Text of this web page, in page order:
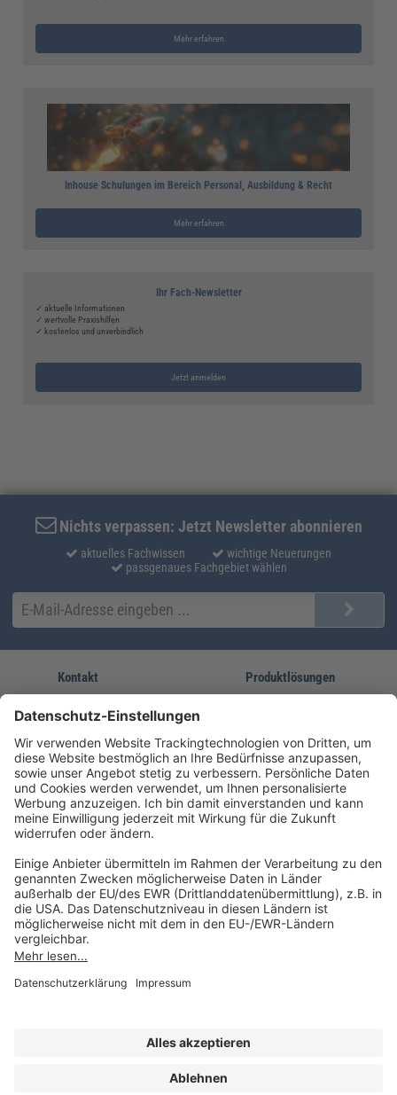
Mehr erfahren
Inhouse Schulungen im Bereich Personal, Ausbildung & Recht
Mehr erfahren
Ihr Fach-Newsletter
✓ aktuelle Informationen
✓ wertvolle Praxishilfen
✓ kostenlos und unverbindlich
Jetzt anmelden
Nichts verpassen: Jetzt Newsletter abonnieren
aktuelles Fachwissen
wichtige Neuerungen
passgenaues Fachgebiet wählen
Kontakt
service@forum-verlag.com
Mo-Do 07:30 - 17:00 Uhr
Fr 07:30 - 15:00 Uhr
Produktlösungen
Unsere Marken
Folgen Sie uns
Impressum
Datenschutz